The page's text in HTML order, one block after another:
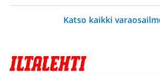
Katso kaikki